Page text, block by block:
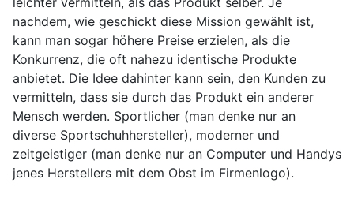
nachdem, wie geschickt diese Mission gewählt ist,
kann man sogar höhere Preise erzielen, als die
Konkurrenz, die oft nahezu identische Produkte
anbietet. Die Idee dahinter kann sein, den Kunden zu
vermitteln, dass sie durch das Produkt ein anderer
Mensch werden. Sportlicher (man denke nur an
diverse Sportschuhhersteller), moderner und
zeitgeistiger (man denke nur an Computer und Handys
jenes Herstellers mit dem Obst im Firmenlogo).